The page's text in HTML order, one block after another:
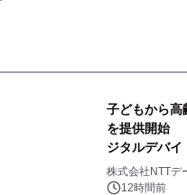
子どもから高
を提供開始
ジタルデバイ
株式会社NTTデ
12時間前